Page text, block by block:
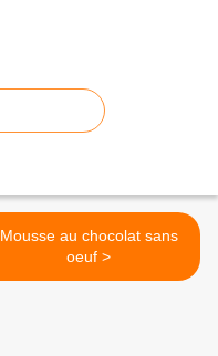
Mousse au chocolat sans
oeuf >